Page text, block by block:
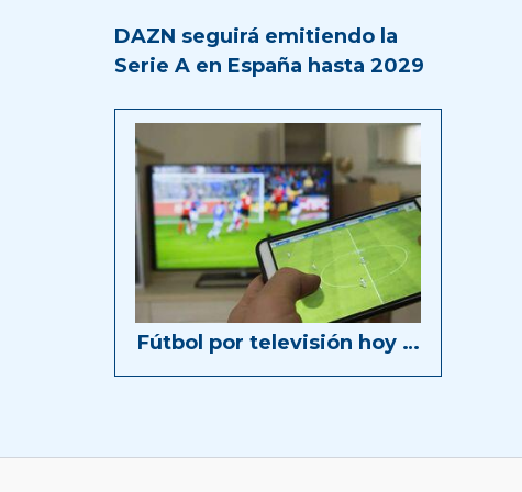
DAZN seguirá emitiendo la
Serie A en España hasta 2029
Fútbol por televisión hoy …